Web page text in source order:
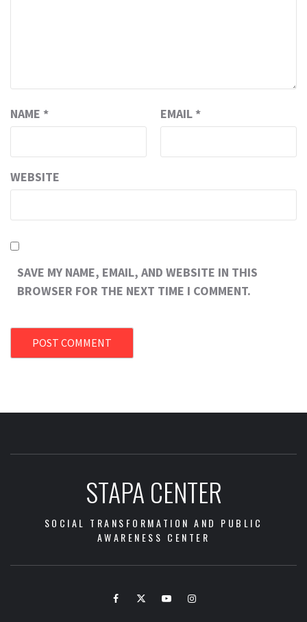
NAME * EMAIL *
WEBSITE
SAVE MY NAME, EMAIL, AND WEBSITE IN THIS
BROWSER FOR THE NEXT TIME I COMMENT.
STAPA CENTER
SOCIAL TRANSFORMATION AND PUBLIC
AWARENESS CENTER
FacebookTwitterYoutubeInstagram